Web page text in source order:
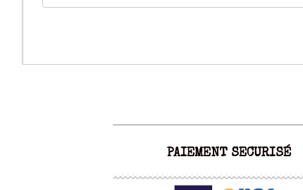
PAIEMENT SECURISÉ